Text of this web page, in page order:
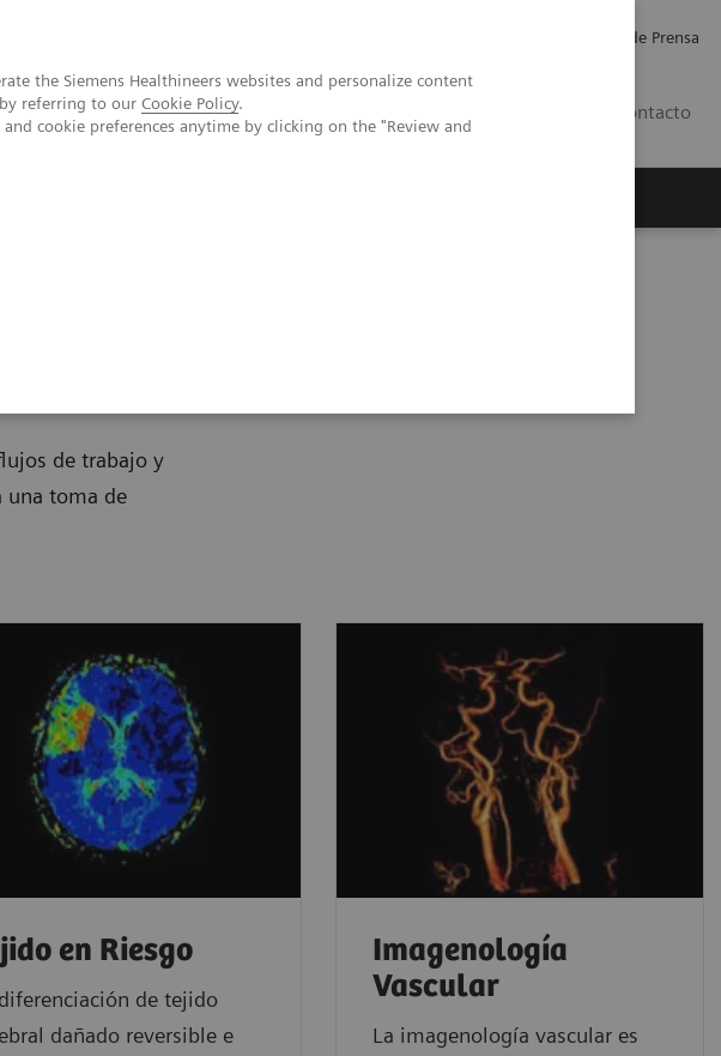
the Siemens Healthineers websites and personalize content
referring to our Cookie Policy.
cookie preferences anytime by clicking on the "Review and
Comunicados de Prensa
Contacto
de trabajo y
una toma de
en Riesgo
de tejido
dañado reversible e
Imagenología
Vascular
La imagenología vascular es